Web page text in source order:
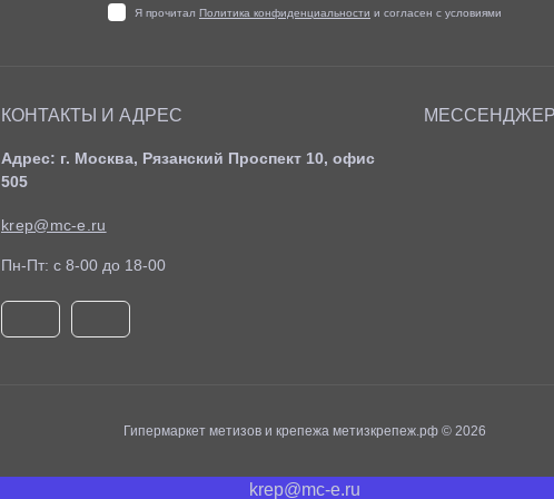
Я прочитал Политика конфиденциальности и согласен с условиями
КОНТАКТЫ И АДРЕС
Адрес: г. Москва, Рязанский Проспект 10, офис
505
krep@mc-e.ru
Пн-Пт: c 8-00 до 18-00
Гипермаркет метизов и крепежа метизкрепеж.рф © 2026
krep@mc-e.ru